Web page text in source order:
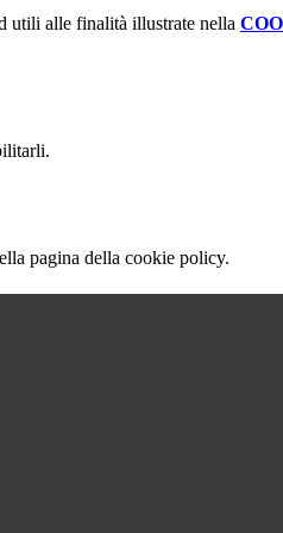
utili alle finalità illustrate nella
pagina della cookie policy.